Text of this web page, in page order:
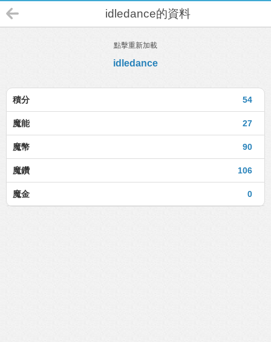
idledance的資料
點擊重新加載
idledance
54
積分
27
魔能
90
魔幣
106
魔鑽
0
魔金